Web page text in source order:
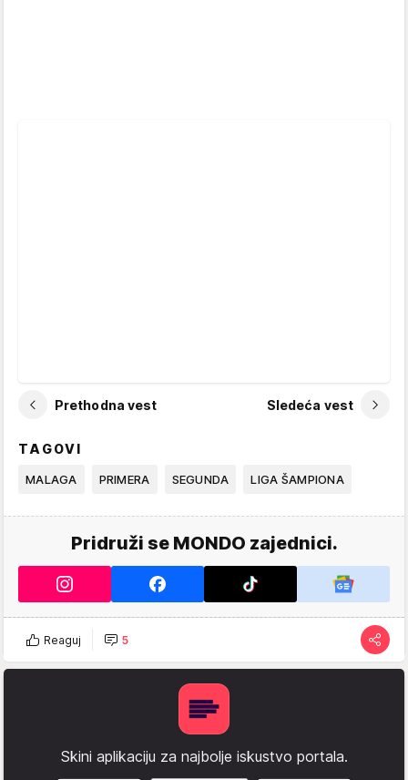
Prethodna vest Sledeća vest
TAGOVI
MALAGA PRIMERA SEGUNDA LIGA ŠAMPIONA
Pridruži se MONDO zajednici.
Reaguj 5
Skini aplikaciju za najbolje iskustvo portala.